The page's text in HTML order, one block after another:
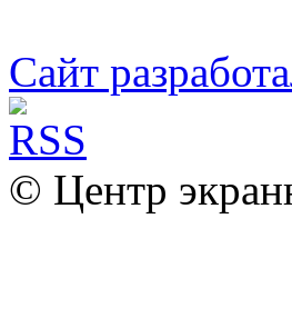
Сайт
© Центр